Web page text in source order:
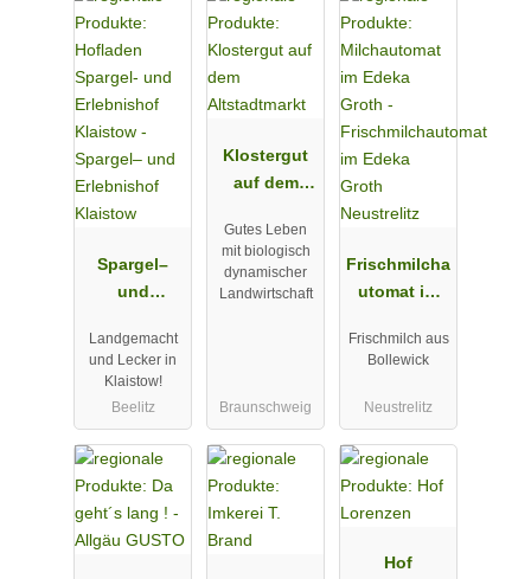
Spargel–
und
Klaistow
Landgemacht
und Lecker in
Klaistow!
Beelitz
Klostergut
auf dem
t
Gutes Leben
mit biologisch
dynamischer
Landwirtschaft
Braunschweig
Frischmilcha
utomat im
Neustrelitz
Frischmilch aus
Bollewick
Neustrelitz
Hof